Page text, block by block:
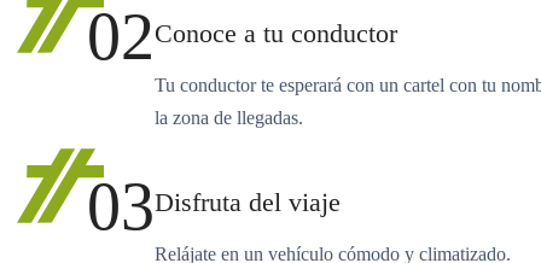
02Conoce a tu conductor
Tu conductor te esperará con un cartel con tu
la zona de llegadas.
03Disfruta del viaje
Relájate en un vehículo cómodo y climatizado.